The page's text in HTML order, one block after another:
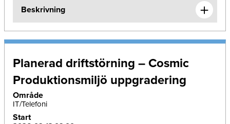
Beskrivning
Planerad driftstörning – Cosmic
Produktionsmiljö uppgradering
Område
IT/Telefoni
Start